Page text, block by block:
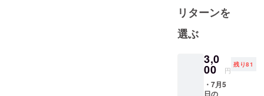
リターンを
選ぶ
3,0
00 円
残り81
・7月5
日の